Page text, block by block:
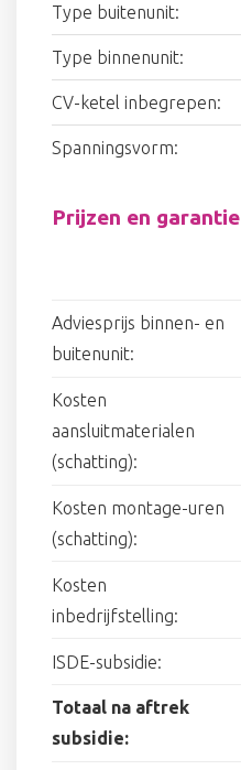
Type buitenunit:
Type binnenunit:
CV-ketel inbegrepen:
Spanningsvorm:
Prijzen en garantie
Adviesprijs binnen- en
buitenunit:
Kosten
aansluitmaterialen
(schatting):
Kosten montage-uren
(schatting):
Kosten
inbedrijfstelling:
ISDE-subsidie:
Totaal na aftrek
subsidie: